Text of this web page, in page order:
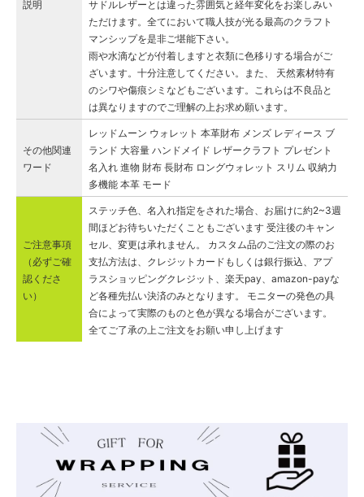
説明
サドルレザーとは違った雰囲気と経年変化をお楽しみい
ただけます。全てにおいて職人技が光る最高のクラフト
マンシップを是非ご堪能下さい。
雨や水滴などが付着しますと衣類に色移りする場合がご
ざいます。十分注意してください。また、 天然素材特有
のシワや傷痕シミなどもございます。これらは不良品と
は異なりますのでご理解の上お求め願います。
その他関連
ワード
レッドムーン ウォレット 本革財布 メンズ レディース ブ
ランド 大容量 ハンドメイド レザークラフト プレゼント
名入れ 進物 財布 長財布 ロングウォレット スリム 収納力
多機能 本革 モード
ご注意事項
（必ずご確
認くださ
い）
ステッチ色、名入れ指定をされた場合、お届けに約2~3週
間ほどお待ちいただくこともございます 受注後のキャン
セル、変更は承れません。 カスタム品のご注文の際のお
支払方法は、クレジットカードもしくは銀行振込、アプ
ラスショッピングクレジット、楽天pay、amazon-payな
ど各種先払い決済のみとなります。 モニターの発色の具
合によって実際のものと色が異なる場合がございます。
全てご了承の上ご注文をお願い申し上げます